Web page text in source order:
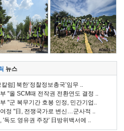
뉴스
칼럼] 북한‘정찰정보총국’임무 ..
"올 SCM때 전작권 전환연도 결정 ..
"군 복무기간 호봉 인정, 민간기업..
정 "日, 전쟁국가로 변신…군사적 ..
'독도 영유권 주장' 日방위백서에 ..